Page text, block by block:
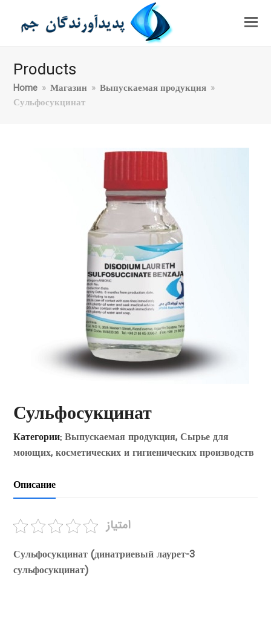
Products
Home » Магазин » Выпускаемая продукция »
Сульфосукцинат
Сульфосукцинат
Категории: Выпускаемая продукция,Сырье для
моющих, косметических и гигиенических производств
Описание
امتیاز
Сульфосукцинат (динатриевый лаурет-3
сульфосукцинат)